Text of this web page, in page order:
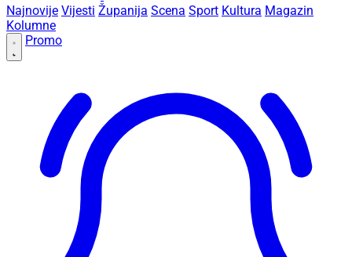
Najnovije Vijesti Županija Scena Sport Kultura Magazin
Kolumne
Promo